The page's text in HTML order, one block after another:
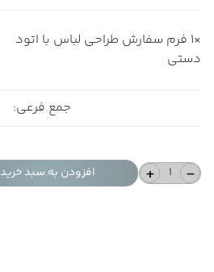
×1 فرم سفارش طراحی لباس با اتود
دستی
جمع فرعی:
-
+ افزودن به سبد خرید